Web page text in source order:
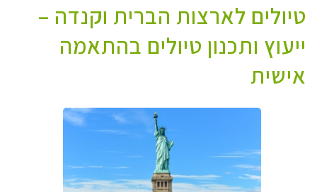
טיולים לארצות הברית וקנדה –
ייעוץ ותכנון טיולים בהתאמה
אישית